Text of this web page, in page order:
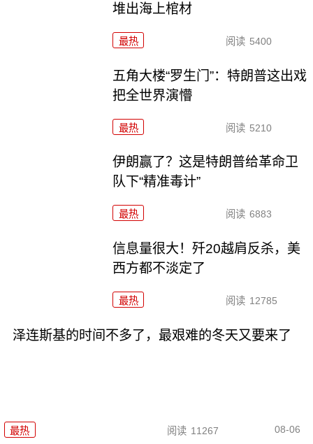
堆出海上棺材
最热 阅读 5400
五角大楼“罗生门”：特朗普这出戏
把全世界演懵
最热 阅读 5210
伊朗赢了？这是特朗普给革命卫
队下“精准毒计”
最热 阅读 6883
信息量很大！歼20越肩反杀，美
西方都不淡定了
最热 阅读 12785
泽连斯基的时间不多了，最艰难的冬天又要来了
最热 阅读 11267 08-06